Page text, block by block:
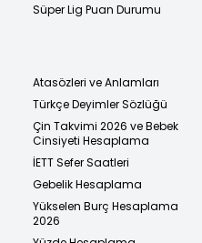
Süper Lig Puan Durumu
Atasözleri ve Anlamları
Türkçe Deyimler Sözlüğü
Çin Takvimi 2026 ve Bebek
Cinsiyeti Hesaplama
İETT Sefer Saatleri
Gebelik Hesaplama
Yükselen Burç Hesaplama
2026